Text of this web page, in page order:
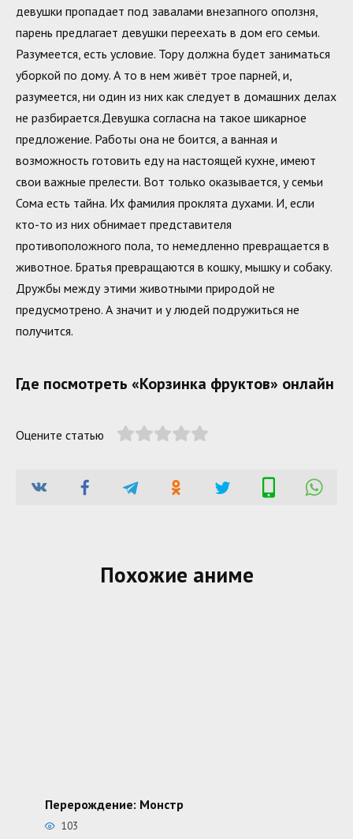
девушки пропадает под завалами внезапного оползня,
парень предлагает девушки переехать в дом его семьи.
Разумеется, есть условие. Тору должна будет заниматься
уборкой по дому. А то в нем живёт трое парней, и,
разумеется, ни один из них как следует в домашних делах
не разбирается.Девушка согласна на такое шикарное
предложение. Работы она не боится, а ванная и
возможность готовить еду на настоящей кухне, имеют
свои важные прелести. Вот только оказывается, у семьи
Сома есть тайна. Их фамилия проклята духами. И, если
кто-то из них обнимает представителя
противоположного пола, то немедленно превращается в
животное. Братья превращаются в кошку, мышку и собаку.
Дружбы между этими животными природой не
предусмотрено. А значит и у людей подружиться не
получится.
Где посмотреть «Корзинка фруктов» онлайн
Оцените статью
Похожие аниме
Перерождение: Монстр
103